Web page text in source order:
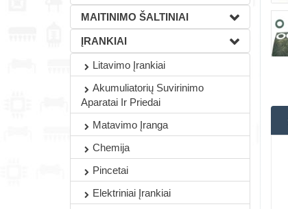
MAITINIMO ŠALTINIAI
ĮRANKIAI
Litavimo Įrankiai
Akumuliatorių Suvirinimo
Aparatai Ir Priedai
Matavimo Įranga
Chemija
Pincetai
Elektriniai Įrankiai